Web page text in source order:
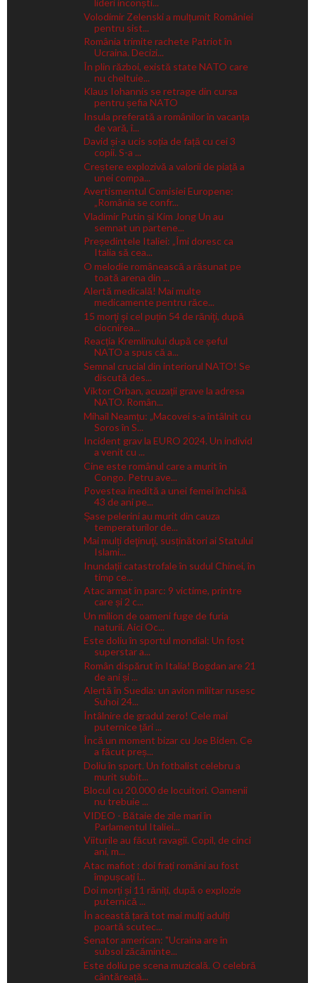
lideri inconști...
Volodimir Zelenski a mulțumit României
pentru sist...
România trimite rachete Patriot în
Ucraina. Decizi...
În plin război, există state NATO care
nu cheltuie...
Klaus Iohannis se retrage din cursa
pentru șefia NATO
Insula preferată a românilor în vacanța
de vară, î...
David și-a ucis soția de față cu cei 3
copii. S-a ...
Creștere explozivă a valorii de piață a
unei compa...
Avertismentul Comisiei Europene:
„România se confr...
Vladimir Putin și Kim Jong Un au
semnat un partene...
Președintele Italiei: „Îmi doresc ca
Italia să cea...
O melodie românească a răsunat pe
toată arena din ...
Alertă medicală! Mai multe
medicamente pentru răce...
15 morţi şi cel puțin 54 de răniţi, după
ciocnirea...
Reacția Kremlinului după ce șeful
NATO a spus că a...
Semnal crucial din interiorul NATO! Se
discută des...
Viktor Orban, acuzații grave la adresa
NATO. Român...
Mihail Neamțu: „Macovei s-a întâlnit cu
Soros în S...
Incident grav la EURO 2024. Un individ
a venit cu ...
Cine este românul care a murit în
Congo. Petru ave...
Povestea inedită a unei femei închisă
43 de ani pe...
Șase pelerini au murit din cauza
temperaturilor de...
Mai mulți deţinuţi, susținători ai Statului
Islami...
Inundații catastrofale în sudul Chinei, în
timp ce...
Atac armat în parc: 9 victime, printre
care și 2 c...
Un milion de oameni fuge de furia
naturii. Aici Oc...
Este doliu în sportul mondial: Un fost
superstar a...
Român dispărut în Italia! Bogdan are 21
de ani și ...
Alertă în Suedia: un avion militar rusesc
Suhoi 24...
Întâlnire de gradul zero! Cele mai
puternice țări ...
Încă un moment bizar cu Joe Biden. Ce
a făcut preș...
Doliu în sport. Un fotbalist celebru a
murit subit...
Blocul cu 20.000 de locuitori. Oamenii
nu trebuie ...
VIDEO - Bătaie de zile mari în
Parlamentul Italiei...
Viiturile au făcut ravagii. Copil, de cinci
ani, m...
Atac mafiot : doi frați români au fost
împușcați î...
Doi morți și 11 răniți, după o explozie
puternică ...
În această țară tot mai mulți adulți
poartă scutec...
Senator american: "Ucraina are în
subsol zăcăminte...
Este doliu pe scena muzicală. O celebră
cântăreață...